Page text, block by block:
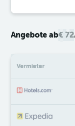
Angebote ab€ 72
Vermieter